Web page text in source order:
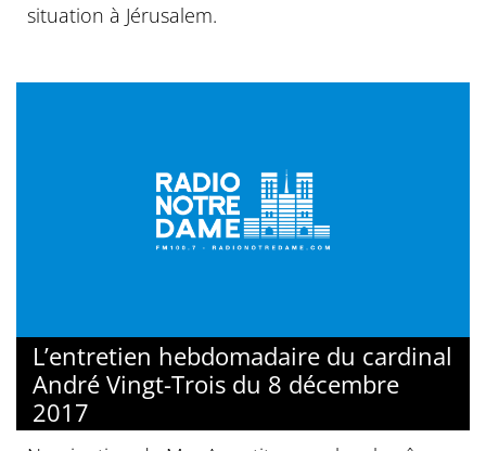
situation à Jérusalem.
L’entretien hebdomadaire du cardinal
André Vingt-Trois du 8 décembre
2017